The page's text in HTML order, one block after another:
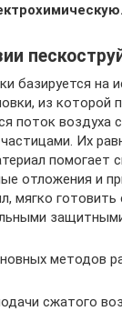
базируется на
из которой
поток воздуха
Их
помогает
отложения и
мягко
методов
сжатого